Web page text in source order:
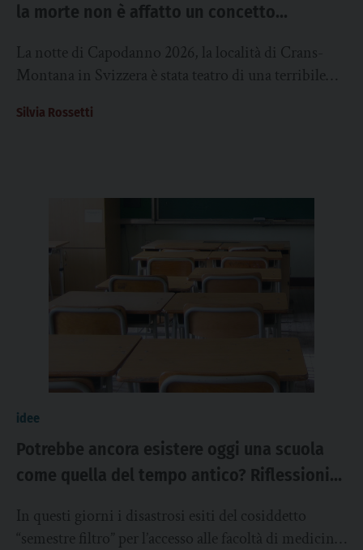
la morte non è affatto un concetto
Montana, come cercare di dare un senso a
La notte di Capodanno 2026, la località di Crans-
Montana in Svizzera è stata teatro di una terribile
Silvia Rossetti
idee
Potrebbe ancora esistere oggi una scuola
come quella del tempo antico? Riflessioni
In questi giorni i disastrosi esiti del cosiddetto
“semestre filtro” per l’accesso alle facoltà di medicina